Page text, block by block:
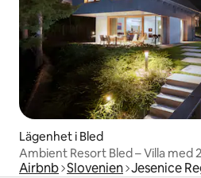
Lägenhet i Bled
Ambient Resort Bled – Villa med
Airbnb Slovenien Jesenice